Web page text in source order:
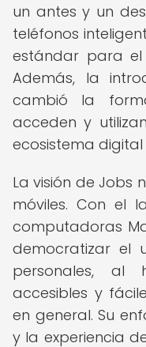
un antes y un
teléfonos
estándar para el
Además, la
cambió la
acceden y
ecosistema
La visión de Jobs
móviles. Con el
computadoras
democratizar el
personales, al
accesibles y
en general. Su
y la experiencia